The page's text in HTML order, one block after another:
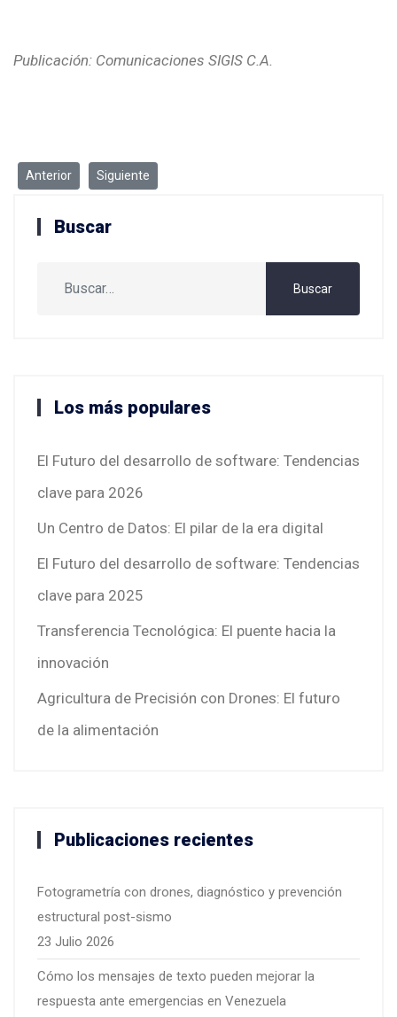
Publicación: Comunicaciones SIGIS C.A.
Artículo anterior: ¿Cómo hacer dinero con el procesamiento de
Anterior Artículo siguiente: ¡Fiestas decembrinas! Cómo
Siguiente
Buscar
Buscar
Los más populares
El Futuro del desarrollo de software: Tendencias
clave para 2026
Un Centro de Datos: El pilar de la era digital
El Futuro del desarrollo de software: Tendencias
clave para 2025
Transferencia Tecnológica: El puente hacia la
innovación
Agricultura de Precisión con Drones: El futuro
de la alimentación
Publicaciones recientes
Fotogrametría con drones, diagnóstico y prevención
estructural post-sismo
23 Julio 2026
Cómo los mensajes de texto pueden mejorar la
respuesta ante emergencias en Venezuela